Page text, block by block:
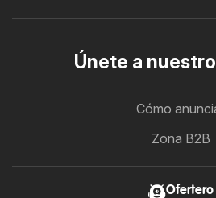
Únete a
Cómo
Zona B2B
Ofertero